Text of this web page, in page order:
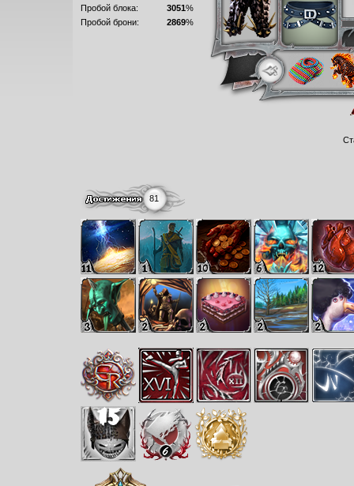
Пробой блока:
3051%
Пробой брони:
2869%
81